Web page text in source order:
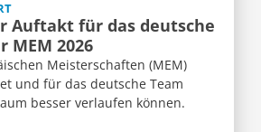
Auftakt für das deutsche
MEM 2026
Meisterschaften (MEM)
und für das deutsche Team
besser verlaufen können.